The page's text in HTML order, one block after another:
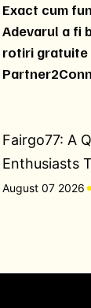
Exact cum
Adevarul a fi
rotiri gratuite
Fairgo77: A
Enthusiasts
August 07 2026